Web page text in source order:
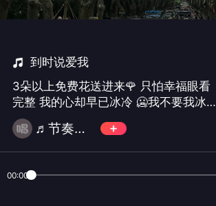
到时说爱我
3朵以上免费花送进来🌹 只怕幸福眼看
完整 我的心却早已冰冷 🥶我不要我冰冷
oh～ 爱的线索中失落 会失措 这就是生
活 💔 如果没如果 左右结果 我们只能注
定错过 🚶 在未来才遇见的你听我说 到
♬节奏大苏🎉
00:00